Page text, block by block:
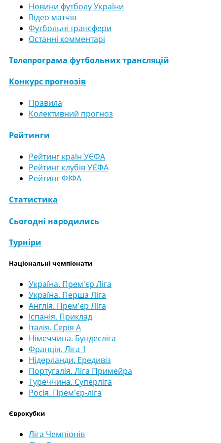
Новини футболу України
Відео матчів
Футбольні трансфери
Останні комментарі
Телепрограма футбольних трансляцій
Конкурс прогнозів
Правила
Колективний прогноз
Рейтинги
Рейтинг країн УЄФА
Рейтинг клубів УЄФА
Рейтинг ФІФА
Статистика
Сьогодні народились
Турніри
Національні чемпіонати
Україна. Прем'єр Ліга
Україна. Перша Ліга
Англія. Прем'єр Ліга
Іспанія. Приклад
Італія. Серія А
Німеччина. Бундесліга
Франція. Ліга 1
Нідерланди. Ередивіз
Португалія. Ліга Примейра
Туреччина. Суперліга
Росія. Прем'єр-ліга
Єврокубки
Ліга Чемпіонів